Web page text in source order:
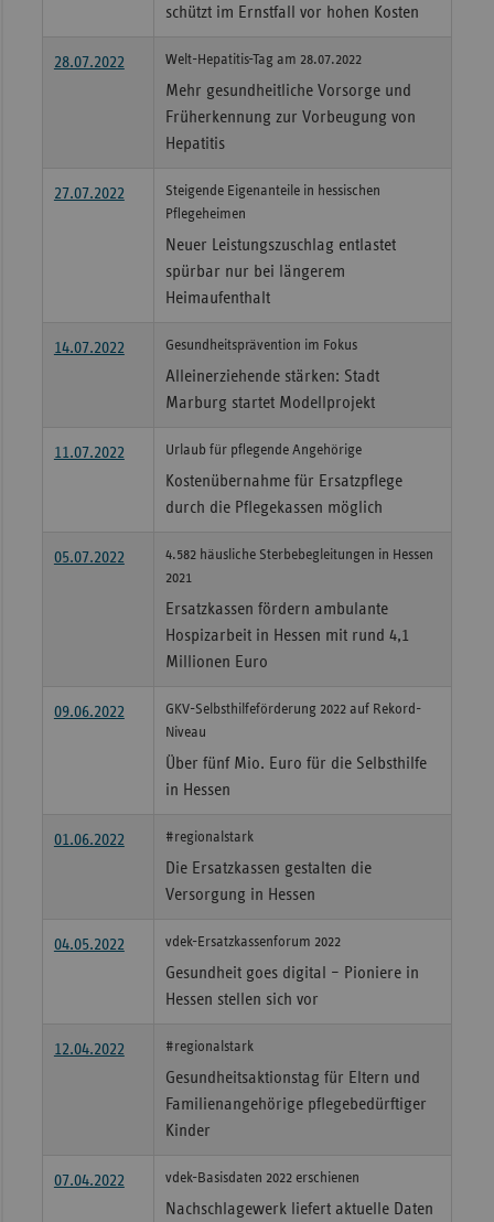
schützt im Ernstfall vor hohen Kosten
28.07.2022 Welt-Hepatitis-Tag am 28.07.2022
Mehr gesundheitliche Vorsorge und
Früherkennung zur Vorbeugung von
Hepatitis
27.07.2022
Steigende Eigenanteile in hessischen
Pflegeheimen
Neuer Leistungszuschlag entlastet
spürbar nur bei längerem
Heimaufenthalt
14.07.2022 Gesundheitsprävention im Fokus
Alleinerziehende stärken: Stadt
Marburg startet Modellprojekt
11.07.2022 Urlaub für pflegende Angehörige
Kostenübernahme für Ersatzpflege
durch die Pflegekassen möglich
05.07.2022
4.582 häusliche Sterbebegleitungen in Hessen
2021
Ersatzkassen fördern ambulante
Hospizarbeit in Hessen mit rund 4,1
Millionen Euro
09.06.2022
GKV-Selbsthilfeförderung 2022 auf Rekord-
Niveau
Über fünf Mio. Euro für die Selbsthilfe
in Hessen
01.06.2022 #regionalstark
Die Ersatzkassen gestalten die
Versorgung in Hessen
04.05.2022 vdek-Ersatzkassenforum 2022
Gesundheit goes digital – Pioniere in
Hessen stellen sich vor
12.04.2022 #regionalstark
Gesundheitsaktionstag für Eltern und
Familienangehörige pflegebedürftiger
Kinder
07.04.2022 vdek-Basisdaten 2022 erschienen
Nachschlagewerk liefert aktuelle Daten